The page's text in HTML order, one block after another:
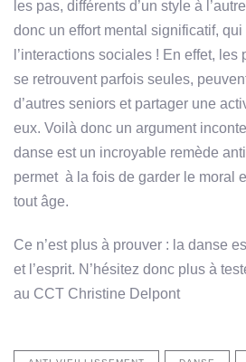
les pas, différents d’un style à
donc un effort mental significatif,
l’interactions sociales ! En effet,
se retrouvent parfois seules,
d’autres seniors et partager une
eux. Voilà donc un argument
danse est un incroyable remède
permet à la fois de garder le moral
tout âge.
Ce n’est plus à prouver : la danse
et l’esprit. N’hésitez donc plus à
au CCT Christine Delpont